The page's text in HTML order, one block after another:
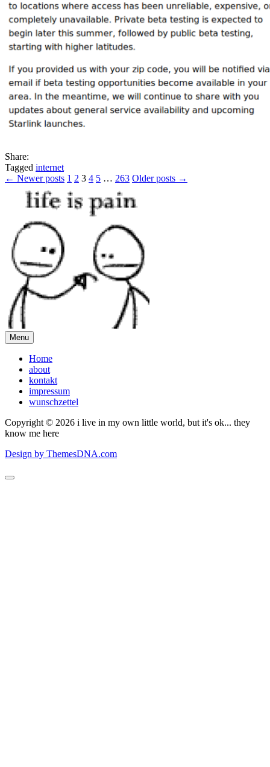
Share:
Tagged internet
Posts
pagination
← Newer posts 1 2 3 4 5 … 263 Older posts →
Menu
Home
about
kontakt
impressum
wunschzettel
Copyright © 2026 i live in my own little world, but it's ok... they
know me here
Design by ThemesDNA.com
Scroll